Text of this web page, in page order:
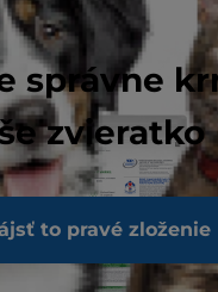
správne
zvieratko
to pravé zloženie